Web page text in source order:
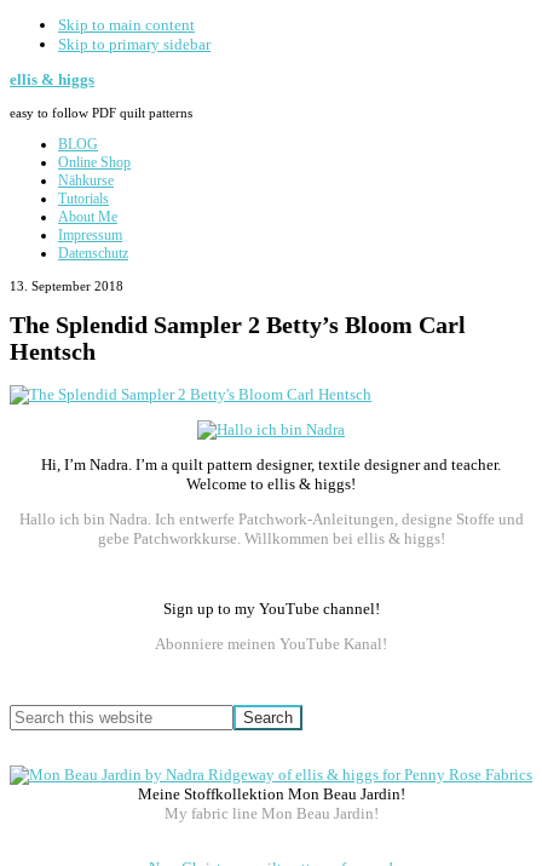
Skip to main content
Skip to primary sidebar
ellis & higgs
easy to follow PDF quilt patterns
BLOG
Online Shop
Nähkurse
Tutorials
About Me
Impressum
Datenschutz
13. September 2018
The Splendid Sampler 2 Betty’s Bloom Carl
Hentsch
Sidebar
Hi, I’m Nadra. I’m a quilt pattern designer, textile designer and teacher.
Welcome to ellis & higgs!
Hallo ich bin Nadra. Ich entwerfe Patchwork-Anleitungen, designe Stoffe und
gebe Patchworkkurse. Willkommen bei ellis & higgs!
Sign up to my YouTube channel!
Abonniere meinen YouTube Kanal!
Search
this
Meine Stoffkollektion Mon Beau Jardin!
My fabric line Mon Beau Jardin!